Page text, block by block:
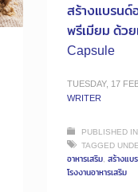
สร้างแบรนด์
พรีเมียม ด้ว
Capsule
TUESDAY, 17
WRITER
PUBLISHED IN
TAGGED
อาหารเสริม, สร้างแบ
โรงงานอาหารเสริม